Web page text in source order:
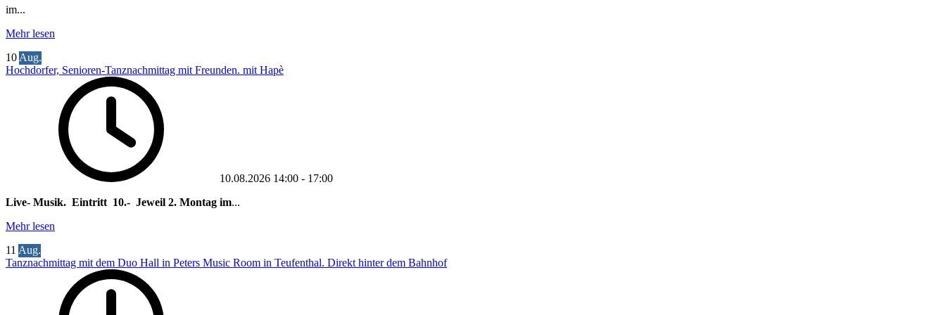
im...
Mehr lesen
10Aug.
Hochdorfer, Senioren-Tanznachmittag mit Freunden. mit Hapè
10.08.2026 14:00 - 17:00
Live- Musik. Eintritt 10.- Jeweil 2. Montag im...
Mehr lesen
11 Aug.
Tanznachmittag mit dem Duo Hall in Peters Music Room in Teufenthal. Direkt hinter dem Bahnhof